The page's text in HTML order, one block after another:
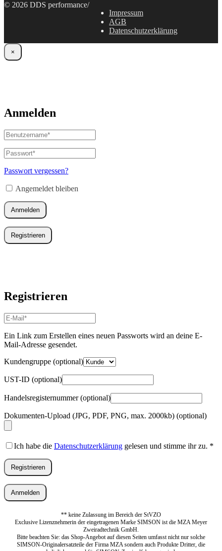
© 2026 DDS performance/
Impressum
AGB
Datenschutzerklärung
×
Anmelden
Benutzername
oder
E-
Mail-
Adresse*
Passwort*
Erforderlich
Passwort vergessen?
Angemeldet bleiben
Anmelden
Registrieren
Registrieren
E-
Mail-
Adresse*
Erforderlich
Ein Link zum Erstellen eines neuen Passworts wird an deine E-
Mail-Adresse gesendet.
Kundengruppe (optional)
UST-ID (optional)
Handelsregisternummer(optional)
Dokumenten-Upload (JPG, PDF, PNG, max. 2000kb) (optional)
Ich habe die Datenschutzerklärung gelesen und stimme ihr zu. *
Registrieren
Anmelden
** keine Zulassung im Bereich der StVZO
Exclusive Lizenznehmerin der eingetragenen Marke SIMSON ist die MZA Meyer
Zweiradtechnik GmbH.
Bitte beachten Sie: das Shop-Angebot auf diesen Seiten umfasst nicht nur solche
SIMSON-Originalersatzteile der Firma MZA sondern auch Produkte Dritter, die